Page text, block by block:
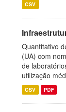
CSV
Quantitativo
(UA) com
de
utilização
CSV PDF